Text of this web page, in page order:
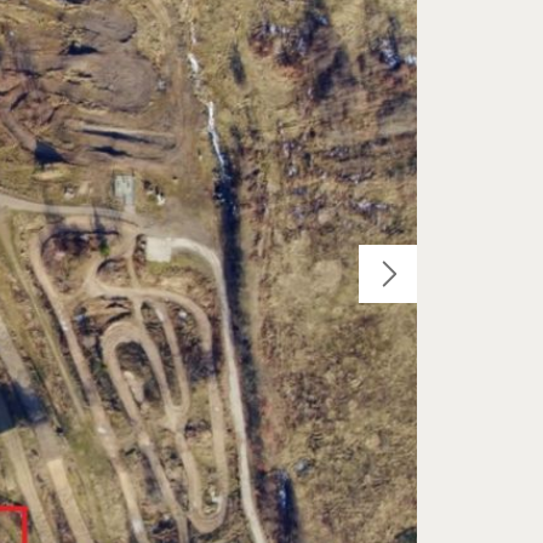
JEZIORO UKIEL
ZOBACZ STRONĘ INWESTYCJI
UL. LUBELSKA
STRONĘ INWESTYCJI